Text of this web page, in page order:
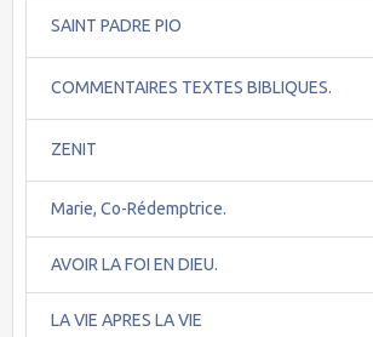
SAINT PADRE PIO
COMMENTAIRES TEXTES BIBLIQUES.
ZENIT
Marie, Co-Rédemptrice.
AVOIR LA FOI EN DIEU.
LA VIE APRES LA VIE